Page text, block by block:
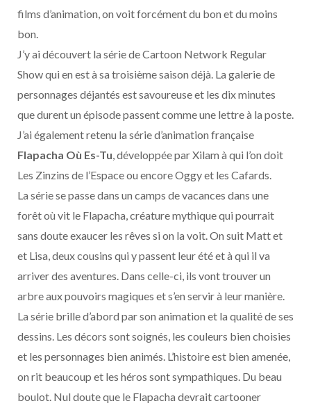
films d’animation, on voit forcément du bon et du moins
bon.
J’y ai découvert la série de Cartoon Network Regular
Show qui en est à sa troisième saison déjà. La galerie de
personnages déjantés est savoureuse et les dix minutes
que durent un épisode passent comme une lettre à la poste.
J’ai également retenu la série d’animation française
Flapacha Où Es-Tu, développée par Xilam à qui l’on doit
Les Zinzins de l’Espace ou encore Oggy et les Cafards.
La série se passe dans un camps de vacances dans une
forêt où vit le Flapacha, créature mythique qui pourrait
sans doute exaucer les rêves si on la voit. On suit Matt et
et Lisa, deux cousins qui y passent leur été et à qui il va
arriver des aventures. Dans celle-ci, ils vont trouver un
arbre aux pouvoirs magiques et s’en servir à leur manière.
La série brille d’abord par son animation et la qualité de ses
dessins. Les décors sont soignés, les couleurs bien choisies
et les personnages bien animés. L’histoire est bien amenée,
on rit beaucoup et les héros sont sympathiques. Du beau
boulot. Nul doute que le Flapacha devrait cartooner